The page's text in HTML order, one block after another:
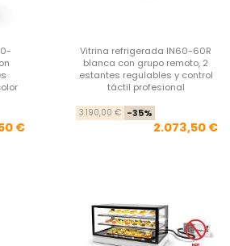
Precio base
€
Vitrina refrigerada IN60-60R
blanca con grupo remoto, 2
estantes regulables y control
táctil profesional
3.190,00 € -35%
2.073,50 €